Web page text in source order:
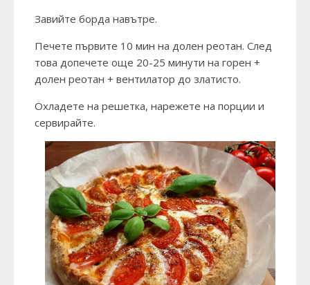
Завийте борда навътре.
Печете първите 10 мин на долен реотан. След
това допечете още 20-25 минути на горен +
долен реотан + вентилатор до златисто.
Охладете на решетка, нарежете на порции и
сервирайте.